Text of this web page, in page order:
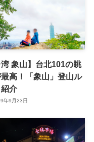
湾 象山】台北101の眺
高！「象山」登山ル
介
年9月23日